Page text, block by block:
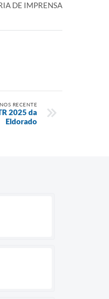
DE IMPRENSA
RECENTE
2025 da
Eldorado